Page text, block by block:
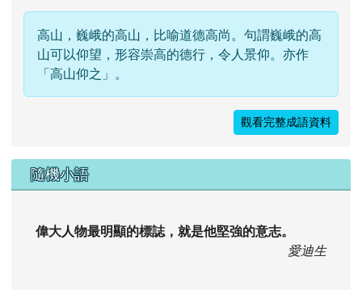
高山，巍峨的高山，比喻道德高尚。句謂巍峨的高
山可以仰望，形容崇高的德行，令人景仰。亦作
「高山仰之」。
觀看完整成語資料
隨機小語
偉大人物最明顯的標誌，就是他堅強的意志。
愛迪生